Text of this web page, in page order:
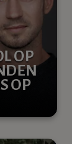
OP
OP